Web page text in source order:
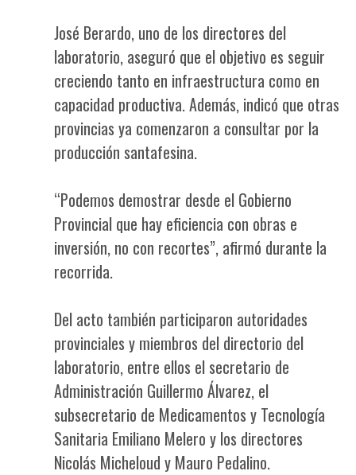
José Berardo, uno de los directores del
laboratorio, aseguró que el objetivo es seguir
creciendo tanto en infraestructura como en
capacidad productiva. Además, indicó que otras
provincias ya comenzaron a consultar por la
producción santafesina.
“Podemos demostrar desde el Gobierno
Provincial que hay eficiencia con obras e
inversión, no con recortes”, afirmó durante la
recorrida.
Del acto también participaron autoridades
provinciales y miembros del directorio del
laboratorio, entre ellos el secretario de
Administración Guillermo Álvarez, el
subsecretario de Medicamentos y Tecnología
Sanitaria Emiliano Melero y los directores
Nicolás Micheloud y Mauro Pedalino.